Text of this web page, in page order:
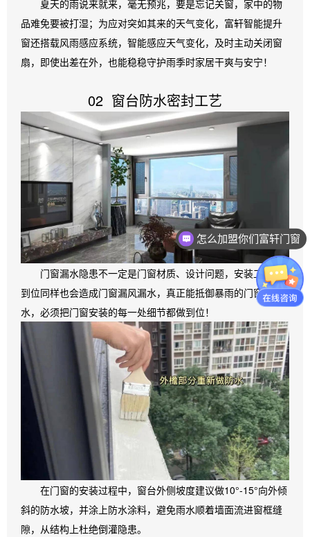
夏天的雨说来就来，毫无预兆，要是忘记关窗，家中的物
品难免要被打湿；为应对突如其来的天气变化，富轩智能提升
窗还搭载风雨感应系统，智能感应天气变化，及时主动关闭窗
扇，即使出差在外，也能稳稳守护雨季时家居干爽与安宁！
02 窗台防水密封工艺
门窗漏水隐患不一定是门窗材质、设计问题，安装工艺不
到位同样也会造成门窗漏风漏水，真正能抵御暴雨的门窗防
水，必须把门窗安装的每一处细节都做到位！
在门窗的安装过程中，窗台外侧坡度建议做10°-15°向外倾
斜的防水坡，并涂上防水涂料，避免雨水顺着墙面流进窗框缝
隙，从结构上杜绝倒灌隐患。
怎么加盟你们富轩门窗